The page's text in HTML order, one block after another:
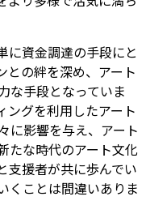
に資金調達の手段にと
との絆を深め、アート
な手段となっていま
ングを利用したアート
に影響を与え、アート
たな時代のアート文化
支援者が共に歩んでい
くことは間違いありま